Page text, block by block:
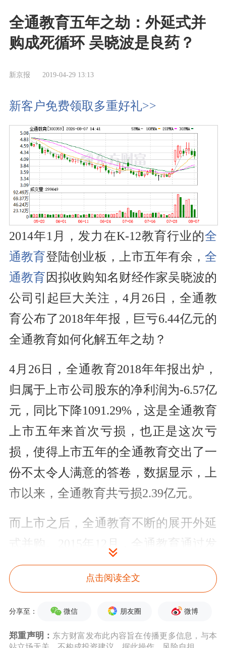
全通教育五年之劫：外延式并
购成死循环 吴晓波是良药？
新京报 2019-04-29 13:13
新客户免费领取多重好礼>>
2014年1月，发力在K-12教育行业的全
通教育登陆创业板，上市五年有余，全
通教育因拟收购知名财经作家吴晓波的
公司引起巨大关注，4月26日，全通教
育公布了2018年年报，巨亏6.44亿元的
全通教育如何化解五年之劫？
4月26日，全通教育2018年年报出炉，
归属于上市公司 股东的净利润 为-6.57亿
元，同比下降1091.29%，这是全通教育
上市五年来首次亏损，也正是这次亏
损，使得上市五年的全通教育交出了一
份不太令人满意的答卷，数据显示，上
市以来， 全通教育共亏损2.39亿元。
而上市之后， 全通教育不断的展开外延
行股份和支付现金的方式购买北京继教
网技术有限公司(以下简称“继教网技
术”)100%股权及西安习悦信息技术有限
点击阅读全文
分享至： 微信 朋友圈 微博
郑重声明： 东方财富发布此内容旨在传播更多信息，与本